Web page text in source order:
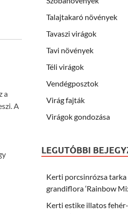
a
A
Talajtakaró növények
Tavaszi virágok
Tavi növények
Téli virágok
Vendégposztok
Virág fajták
Virágok gondozása
LEGUTÓBBI
Kerti porcsinrózsa
grandiflora ‘Rainbow
Kerti estike illatos